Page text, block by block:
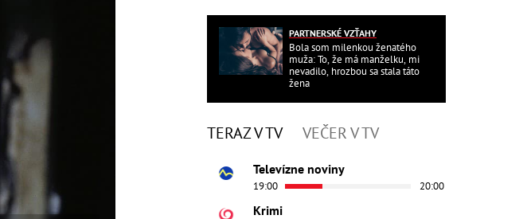
PARTNERSKÉ VZŤAHY
Bola som milenkou ženatého
muža: To, že má manželku, mi
nevadilo, hrozbou sa stala táto
žena
TERAZ V TV VEČER V TV
Televízne noviny
19:00 20:00
Krimi